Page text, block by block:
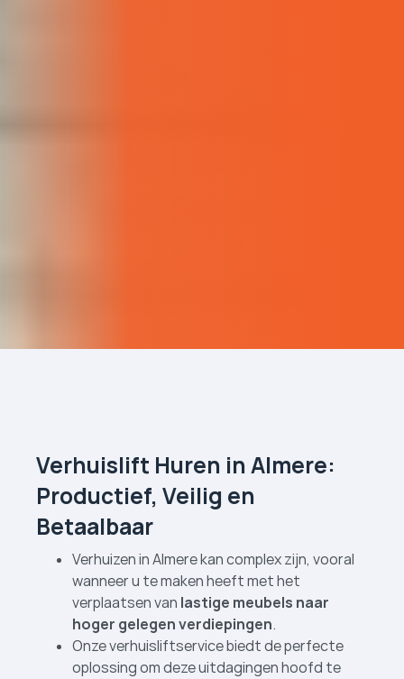
Verhuislift Huren in Almere:
Productief, Veilig en
Betaalbaar
Verhuizen in Almere kan complex zijn, vooral
wanneer u te maken heeft met het
verplaatsen van lastige meubels naar
hoger gelegen verdiepingen.
Onze verhuislift­service biedt de perfecte
oplossing om deze uitdagingen hoofd te